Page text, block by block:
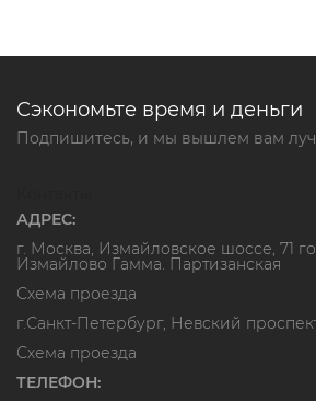
Сэкономьте время и деньги
Подпишитесь, и мы вышлем вам
АДРЕС:
г. Москва, Измайловское шоссе, 71
Измайлово Гамма. Партизанская
Схема проезда
г.Санкт-Петербург, Невский
Схема проезда
ТЕЛЕФОН: